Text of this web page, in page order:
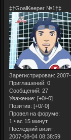
‡†GoalKeeper №1†‡
Зарегистрирован:
Приглашений: 0
Сообщений: 27
Уважение: [+0/-0]
Позитив: [+0/-0]
Провел на форуме:
1 час 15 минут
Последний визит:
2007-08-04 08:38:59